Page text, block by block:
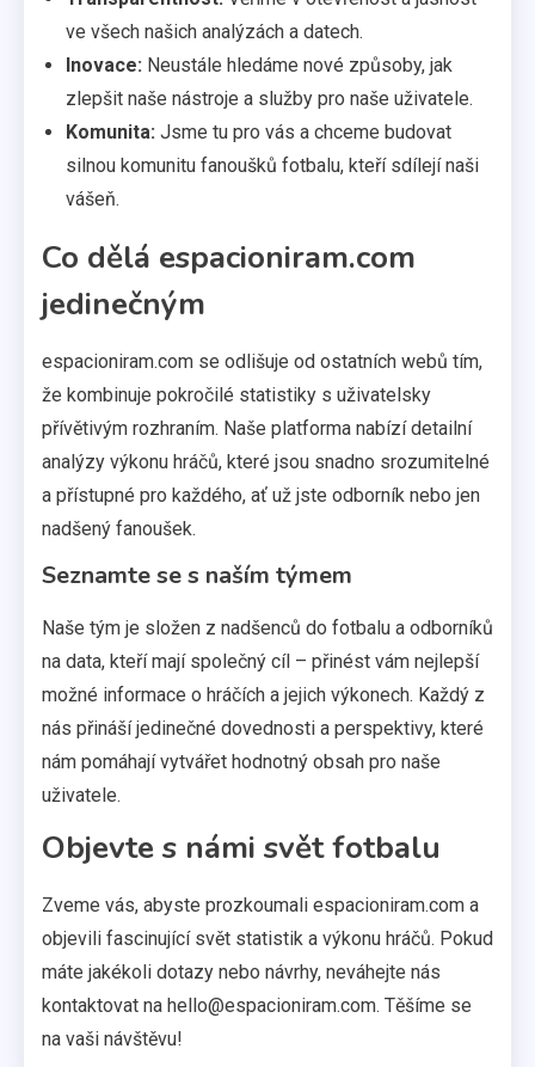
ve všech našich analýzách a datech.
Inovace: Neustále hledáme nové způsoby, jak
zlepšit naše nástroje a služby pro naše uživatele.
Komunita: Jsme tu pro vás a chceme budovat
silnou komunitu fanoušků fotbalu, kteří sdílejí naši
vášeň.
Co dělá espacioniram.com
jedinečným
espacioniram.com se odlišuje od ostatních webů tím,
že kombinuje pokročilé statistiky s uživatelsky
přívětivým rozhraním. Naše platforma nabízí detailní
analýzy výkonu hráčů, které jsou snadno srozumitelné
a přístupné pro každého, ať už jste odborník nebo jen
nadšený fanoušek.
Seznamte se s naším týmem
Naše tým je složen z nadšenců do fotbalu a odborníků
na data, kteří mají společný cíl – přinést vám nejlepší
možné informace o hráčích a jejich výkonech. Každý z
nás přináší jedinečné dovednosti a perspektivy, které
nám pomáhají vytvářet hodnotný obsah pro naše
uživatele.
Objevte s námi svět fotbalu
Zveme vás, abyste prozkoumali espacioniram.com a
objevili fascinující svět statistik a výkonu hráčů. Pokud
máte jakékoli dotazy nebo návrhy, neváhejte nás
kontaktovat na hello@espacioniram.com. Těšíme se
na vaši návštěvu!